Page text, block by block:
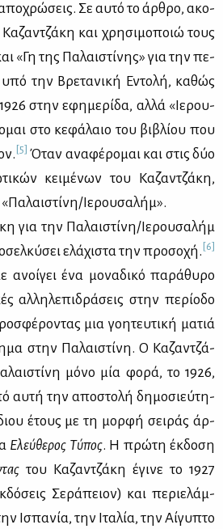
απο­χρώ­σεις. Σε αυ­τό το άρ­θρο, ακο­
και χρη­σι­μο­ποιώ τους
«Γη της Πα­λαι­στί­νης» για την πε­
την Βρε­τα­νι­κή Εντο­λή, κα­θώς
στην εφη­με­ρί­δα, αλ­λά «Ιε­ρου­
στο κε­φά­λαιο του βι­βλί­ου που
[5] Όταν ανα­φέ­ρο­μαι και στις δύο
κει­μέ­νων του Κα­ζαν­τζά­κη,
Ιε­ρου­σα­λήμ».
για την Πα­λαι­στί­νη/Ιε­ρου­σα­λήμ
ελά­χι­στα την προ­σο­χή. [6]
ένα μο­να­δι­κό πα­ρά­θυ­ρο
αλ­λη­λε­πι­δρά­σεις στην πε­ρί­ο­δο
μια γοη­τευ­τι­κή μα­τιά
στην Πα­λαι­στί­νη. Ο Κα­ζαν­τζά­
μό­νο μία φο­ρά, το 1926,
αυ­τή την απο­στο­λή δη­μο­σιεύ­τη­
έτους με τη μορ­φή σει­ράς άρ­
Ελεύ­θε­ρος Τύ­πος. Η πρώ­τη έκ­δο­ση
του Κα­ζαν­τζά­κη έγι­νε το 1927
Σε­ρά­πειον) και πε­ριε­λάμ­
Ισπα­νία, την Ιτα­λία, την Αί­γυ­πτο